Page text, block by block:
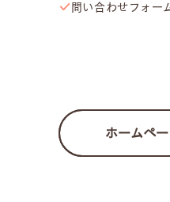
問い合わせフォー
ホームペ